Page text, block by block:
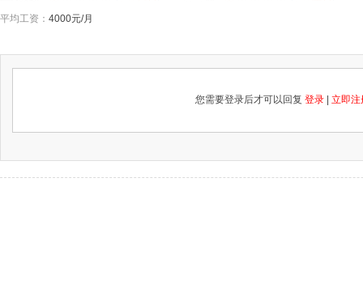
平均工资： 4000元/月
您需要登录后才可以回复 登录 立即注